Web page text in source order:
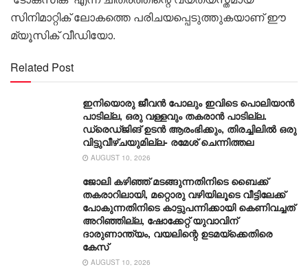
സിനിമാറ്റിക് ലോകത്തെ പരിചയപ്പെടുത്തുകയാണ് ഈ
മ്യൂസിക് വീഡിയോ.
Related Post
ഇനിയൊരു ജീവൻ പോലും ഇവിടെ പൊലിയാൻ
പാടില്ല, ഒരു വള്ളവും തകരാൻ പാടില്ല.
ഡ്രെഡ്ജിങ് ഉടൻ ആരംഭിക്കും, തിരച്ചിലില്‍ ഒരു
വിട്ടുവീഴ്ചയുമില്ല- രമേശ് ചെന്നിത്തല
AUGUST 10, 2026
ജോലി കഴിഞ്ഞ് മ‌ടങ്ങുന്നതിനിടെ ബൈക്ക്
തകരാറിലായി, മറ്റൊരു വഴിയിലൂടെ വീട്ടിലേക്ക്
പോകുന്നതിനിടെ കാട്ടുപന്നിക്കായി കെണിവച്ചത്
അറിഞ്ഞില്ല, ഷോക്കേറ്റ് യുവാവിന്
ദാരുണാന്ത്യം, വയലിന്റെ ഉടമയ്ക്കെതിരെ
കേസ്
AUGUST 10, 2026